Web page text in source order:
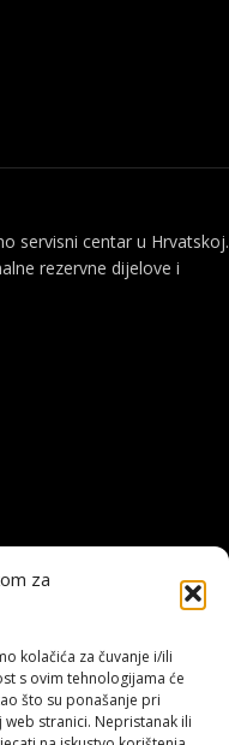
za
kolačića za čuvanje i/ili
s ovim tehnologijama će
što su ponašanje pri
stranici. Nepristanak ili
servisni centar u Hrvatskoj.
rezervne dijelove i